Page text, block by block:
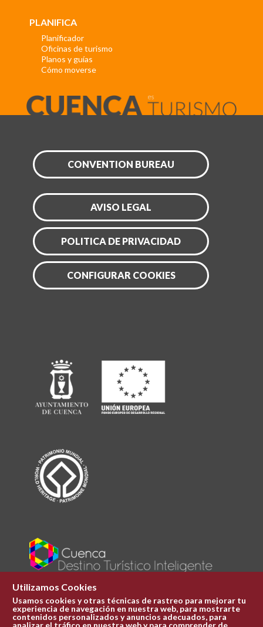
PLANIFICA
Planificador
Oficinas de turismo
Planos y guías
Cómo moverse
CONVENTION BUREAU
AVISO LEGAL
POLITICA DE PRIVACIDAD
CONFIGURAR COOKIES
Plaza Mayor 1
969 241 051
Utilizamos Cookies
Usamos cookies y otras técnicas de rastreo para mejorar tu
experiencia de navegación en nuestra web, para mostrarte
contenidos personalizados y anuncios adecuados, para
analizar el tráfico en nuestra web y para comprender de